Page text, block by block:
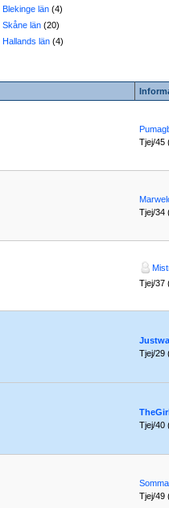
Blekinge län (4)
Skåne län (20)
Hallands län (4)
Tjej/45
Tjej/34
Tjej/37
Tjej/29
Tjej/40
Tjej/49